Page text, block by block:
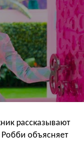
рассказывают
Робби объясняет